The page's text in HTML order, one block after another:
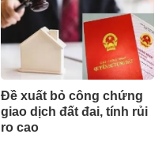
Đề xuất bỏ công chứng
giao dịch đất đai, tính rủi
ro cao